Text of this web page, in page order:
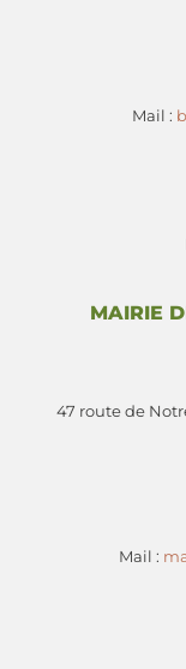
Mail :
MAIRIE
47 route de
Mail :